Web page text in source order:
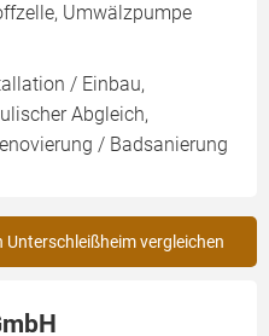
Umwälzpumpe
/ Einbau,
Abgleich,
/ Badsanierung
vergleichen